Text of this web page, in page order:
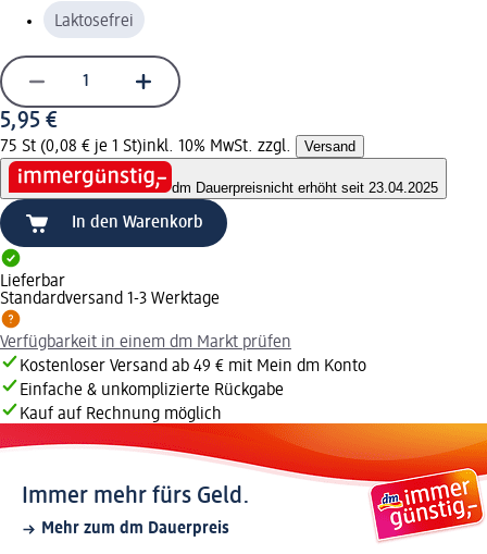
Laktosefrei
5,95 €
75 St (0,08 € je 1 St)inkl. 10% MwSt. zzgl. Versand
dm Dauerpreisnicht erhöht seit 23.04.2025
In den Warenkorb
Lieferbar
Standardversand 1-3 Werktage
Verfügbarkeit in einem dm Markt prüfen
Kostenloser Versand ab 49 € mit Mein dm Konto
Einfache & unkomplizierte Rückgabe
Kauf auf Rechnung möglich
Immer mehr fürs Geld.
Mehr zum dm Dauerpreis